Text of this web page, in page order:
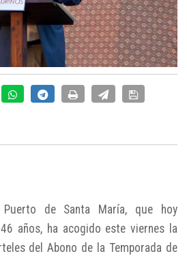
de Santa María, que hoy
años, ha acogido este viernes la
del Abono de la Temporada de